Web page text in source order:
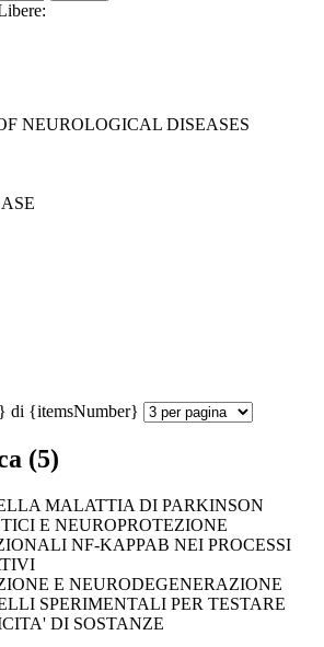
NEUROLOGICAL DISEASES
di {itemsNumber}
(5)
MALATTIA DI PARKINSON
E NEUROPROTEZIONE
NF-KAPPAB NEI PROCESSI
E NEURODEGENERAZIONE
SPERIMENTALI PER TESTARE
DI SOSTANZE